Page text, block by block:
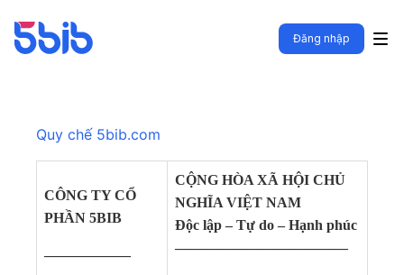
Đăng nhập
Quy chế 5bib.com
CÔNG TY CỔ
PHẦN 5BIB
——————
CỘNG HÒA XÃ HỘI CHỦ
NGHĨA VIỆT NAM
Độc lập – Tự do – Hạnh phúc
————————————